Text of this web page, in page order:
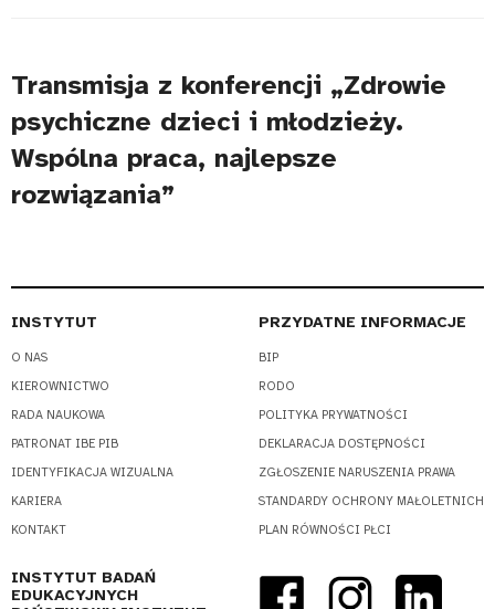
Transmisja z konferencji „Zdrowie
psychiczne dzieci i młodzieży.
Wspólna praca, najlepsze
rozwiązania”
INSTYTUT
O NAS
KIEROWNICTWO
RADA NAUKOWA
PATRONAT IBE PIB
IDENTYFIKACJA WIZUALNA
KARIERA
KONTAKT
PRZYDATNE INFORMACJE
BIP
RODO
POLITYKA PRYWATNOŚCI
DEKLARACJA DOSTĘPNOŚCI
ZGŁOSZENIE NARUSZENIA PRAWA
STANDARDY OCHRONY MAŁOLETNICH
PLAN RÓWNOŚCI PŁCI
INSTYTUT BADAŃ
EDUKACYJNYCH